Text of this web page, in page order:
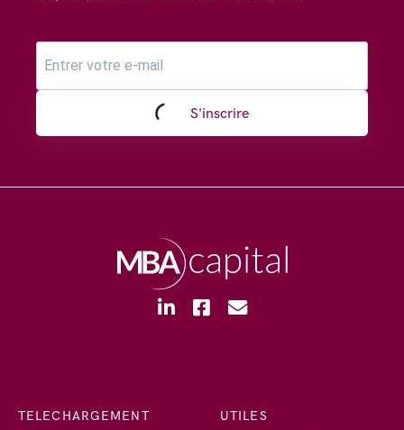
S'inscrire
TELECHARGEMENT UTILES